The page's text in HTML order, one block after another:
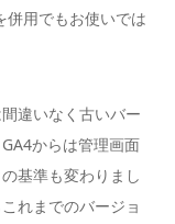
併用でもお使いでは
違いなく古いバー
からは管理画面
基準も変わりまし
れまでのバージョ